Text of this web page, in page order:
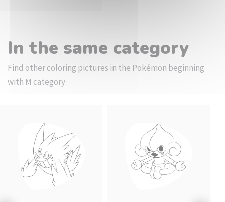
In the same category
Find other coloring pictures in the Pokémon beginning
with M category